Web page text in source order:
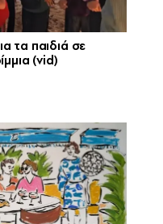
τα παιδιά σε
(vid)